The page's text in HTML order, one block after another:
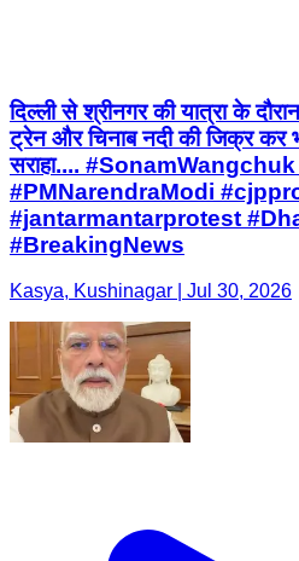
दिल्ली से श्रीनगर की यात्रा के
ट्रेन और चिनाब नदी की जिक्र कर
सराहा....
#PMNarendraModi
#jantarmantarprotest
#BreakingNews
Kasya, Kushinagar | Jul 30, 2026